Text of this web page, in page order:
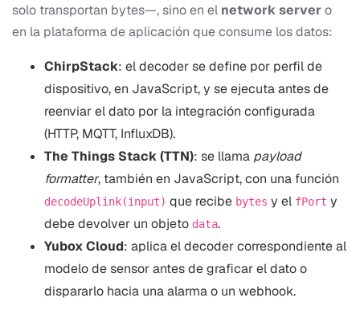
solo transportan bytes—, sino en el network servero
en la plataforma de aplicación que consume los datos:
ChirpStack: el decoder se define por perfil de
dispositivo, en JavaScript, y se ejecuta antes de
reenviar el dato por la integración configurada
(HTTP, MQTT, InfluxDB).
The Things Stack (TTN): se llama payload
formatter, también en JavaScript, con una función
decodeUplink(input) que recibe bytes y el fPort y
debe devolver un objeto data.
Yubox Cloud: aplica el decoder correspondiente al
modelo de sensor antes de graficar el dato o
dispararlo hacia una alarma o un webhook.